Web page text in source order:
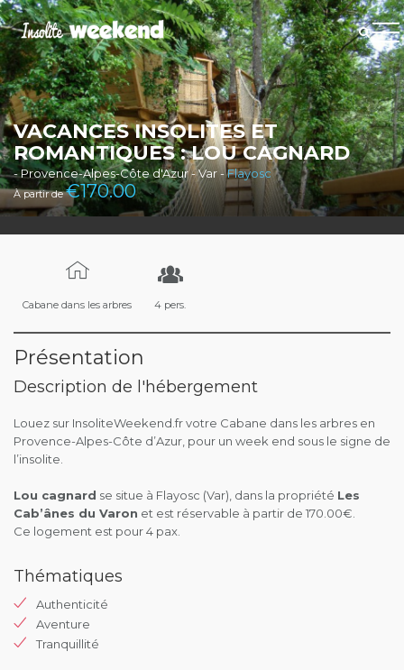
VACANCES INSOLITES ET
ROMANTIQUES : LOU CAGNARD
- Provence-Alpes-Côte d'Azur - Var -Flayosc
À partir de€170.00
Cabane dans les arbres 4 pers.
Présentation
Description de l'hébergement
Louez sur InsoliteWeekend.fr votre Cabane dans les arbres en
Provence-Alpes-Côte d’Azur, pour un week end sous le signe de
l’insolite.
Lou cagnard se situe à Flayosc (Var), dans la propriété Les
Cab’ânes du Varon et est réservable à partir de 170.00€.
Ce logement est pour 4 pax.
Thématiques
Authenticité
Aventure
Tranquillité